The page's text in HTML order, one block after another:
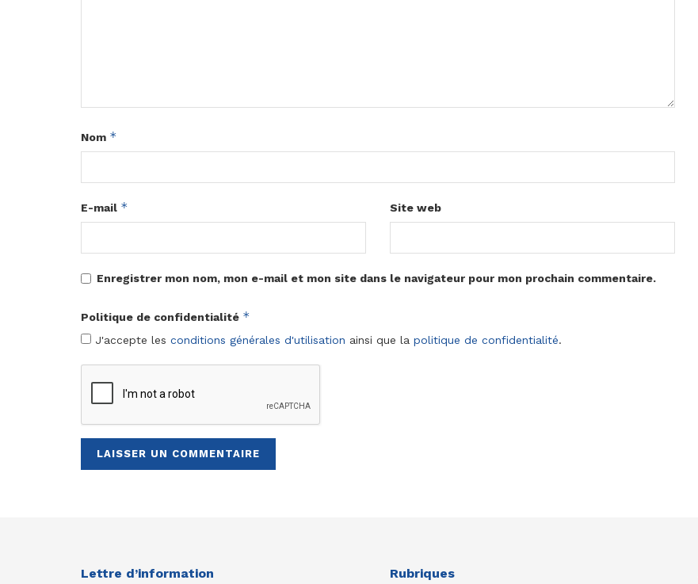
Nom *
E-mail * Site web
Enregistrer mon nom, mon e-mail et mon site dans le navigateur pour mon prochain commentaire.
Politique de confidentialité *
J'accepte les conditions générales d'utilisation ainsi que la politique de confidentialité.
Lettre d’information Rubriques